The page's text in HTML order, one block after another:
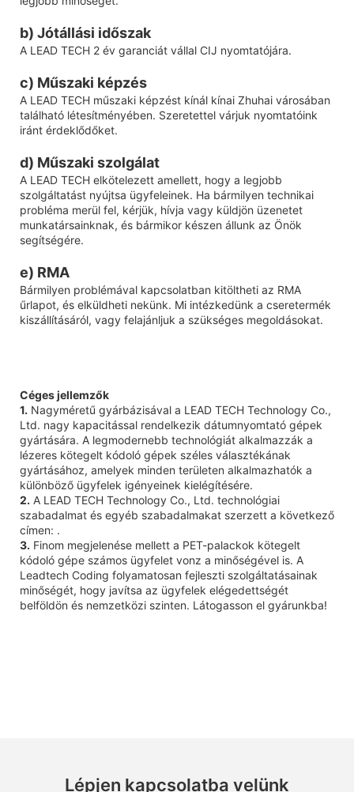
b) Jótállási időszak
A LEAD TECH 2 év garanciát vállal CIJ nyomtatójára.
c) Műszaki képzés
A LEAD TECH műszaki képzést kínál kínai Zhuhai városában
található létesítményében. Szeretettel várjuk nyomtatóink
iránt érdeklődőket.
d) Műszaki szolgálat
A LEAD TECH elkötelezett amellett, hogy a legjobb
szolgáltatást nyújtsa ügyfeleinek. Ha bármilyen technikai
probléma merül fel, kérjük, hívja vagy küldjön üzenetet
munkatársainknak, és bármikor készen állunk az Önök
segítségére.
e) RMA
Bármilyen problémával kapcsolatban kitöltheti az RMA
űrlapot, és elküldheti nekünk. Mi intézkedünk a cseretermék
kiszállításáról, vagy felajánljuk a szükséges megoldásokat.
Céges jellemzők
1. Nagyméretű gyárbázisával a LEAD TECH Technology Co.,
Ltd. nagy kapacitással rendelkezik dátumnyomtató gépek
gyártására. A legmodernebb technológiát alkalmazzák a
lézeres kötegelt kódoló gépek széles választékának
gyártásához, amelyek minden területen alkalmazhatók a
különböző ügyfelek igényeinek kielégítésére.
2. A LEAD TECH Technology Co., Ltd. technológiai
szabadalmat és egyéb szabadalmakat szerzett a következő
címen: .
3. Finom megjelenése mellett a PET-palackok kötegelt
kódoló gépe számos ügyfelet vonz a minőségével is. A
Leadtech Coding folyamatosan fejleszti szolgáltatásainak
minőségét, hogy javítsa az ügyfelek elégedettségét
belföldön és nemzetközi szinten. Látogasson el gyárunkba!
Lépjen kapcsolatba velünk